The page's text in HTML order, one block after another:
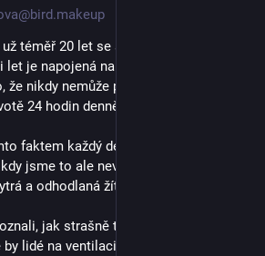
téměř 20 let se spinální svalovou
je napojená na umělou plicní
nikdy nemůže přestat dýchat „sama“
24 hodin denně.
faktem každý den. Péče je nepřetržitá,
jsme to ale nevzdali, protože Klára je
a odhodlaná žít naplno. Ona i my.
jak strašně těžké je, že v Česku
lidé na ventilaci a jejich rodiny našli